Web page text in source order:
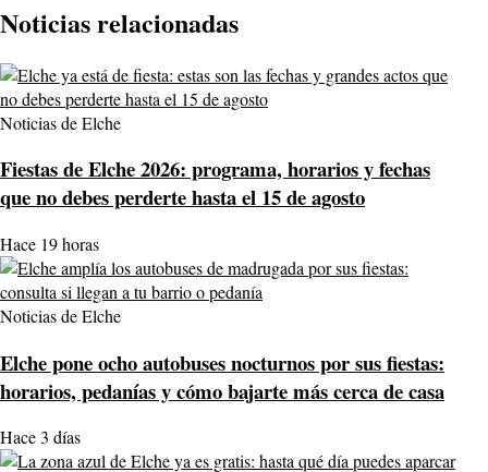
Noticias relacionadas
Noticias de Elche
Fiestas de Elche 2026: programa, horarios y fechas
que no debes perderte hasta el 15 de agosto
Hace 19 horas
Noticias de Elche
Elche pone ocho autobuses nocturnos por sus fiestas:
horarios, pedanías y cómo bajarte más cerca de casa
Hace 3 días